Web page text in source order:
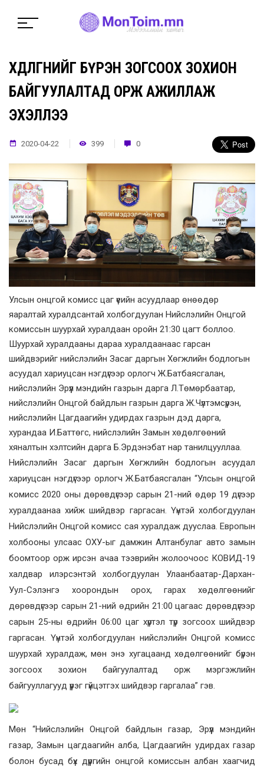
ХӨДӨЛГӨӨНИЙГ БҮРЭН ЗОГСООХ ЗОХИОН
БАЙГУУЛАЛТАД ОРЖ АЖИЛЛАЖ
ЭХЭЛЛЭЭ
2020-04-22 399 0
Улсын онцгой комисс цаг үеийн асуудлаар өнөөдөр
яаралтай хуралдсантай холбогдуулан Нийслэлийн Онцгой
комиссын шуурхай хуралдаан оройн 21:30 цагт боллоо.
Шуурхай хуралдааны дараа хуралдаанаас гарсан
шийдвэрийг нийслэлийн Засаг даргын Хөгжлийн бодлогын
асуудал хариуцсан нэгдүгээр орлогч Ж.Батбаясгалан,
нийслэлийн Эрүүл мэндийн газрын дарга Л.Төмөрбаатар,
нийслэлийн Онцгой байдлын газрын дарга Ж.Чүлтэмсүрэн,
нийслэлийн Цагдаагийн удирдах газрын дэд дарга,
хурандаа И.Баттөгс, нийслэлийн Замын хөдөлгөөний
хяналтын хэлтсийн дарга Б.Эрдэнэбат нар танилцууллаа.
Нийслэлийн Засаг даргын Хөгжлийн бодлогын асуудал
хариуцсан нэгдүгээр орлогч Ж.Батбаясгалан “Улсын онцгой
комисс 2020 оны дөрөвдүгээр сарын 21-ний өдөр 19 дүгээр
хуралдаанаа хийж шийдвэр гаргасан. Үүнтэй холбогдуулан
Нийслэлийн Онцгой комисс сая хуралдаж дууслаа. Европын
холбооны улсаас ОХУ-ыг дамжин Алтанбулаг авто замын
боомтоор орж ирсэн ачаа тээврийн жолоочоос КОВИД-19
халдвар илэрсэнтэй холбогдуулан Улаанбаатар-Дархан-
Уул-Сэлэнгэ хоорондын орох, гарах хөдөлгөөнийг
дөрөвдүгээр сарын 21-ний өдрийн 21:00 цагаас дөрөвдүгээр
сарын 25-ны өдрийн 06:00 цаг хүртэл түр зогсоох шийдвэр
гаргасан. Үүнтэй холбогдуулан нийслэлийн Онцгой комисс
шуурхай хуралдаж, мөн энэ хугацаанд хөдөлгөөнийг бүрэн
зогсоох зохион байгуулалтад орж мэргэжлийн
байгууллагууд үүрэг гүйцэтгэх шийдвэр гаргалаа” гэв.
Мөн “Нийслэлийн Онцгой байдлын газар, Эрүүл мэндийн
газар, Замын цагдаагийн алба, Цагдаагийн удирдах газар
болон бусад бүх дүүргийн онцгой комиссын албан хаагчид